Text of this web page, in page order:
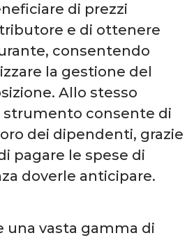
di prezzi
e di ottenere
consentendo
la gestione del
Allo stesso
consente di
dei dipendenti, grazie
pagare le spese di
doverle anticipare.
una vasta gamma di